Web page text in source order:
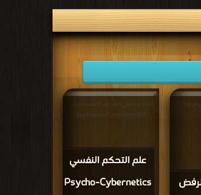
علم التحكم النفسي
Psycho-Cybernetics
قراءة و تحميل كتاب علم التحكم النفسي
Psycho-Cybernetics PDF مجانا